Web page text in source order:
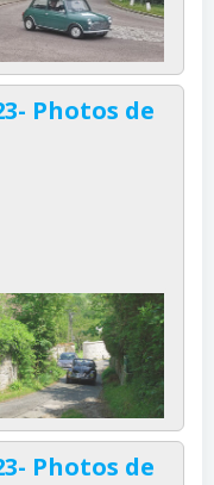
Photos de
Photos de